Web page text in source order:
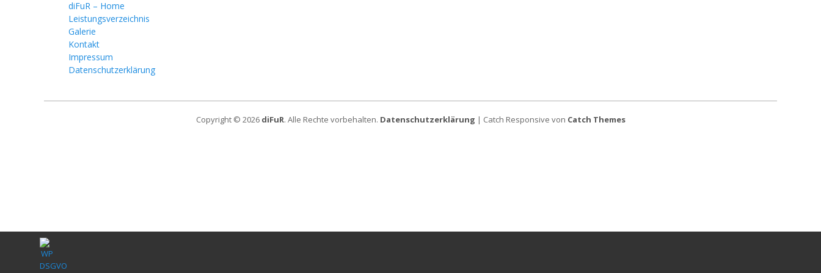
diFuR – Home
Leistungsverzeichnis
Galerie
Kontakt
Impressum
Datenschutzerklärung
Copyright © 2026 diFuR. Alle Rechte vorbehalten. Datenschutzerklärung | Catch Responsive von Catch Themes